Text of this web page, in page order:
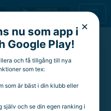
×
nu som app i
Google Play!
och få tillgång till nya
som tex:
som är bäst i din klubb eller
själv och se din egen ranking i